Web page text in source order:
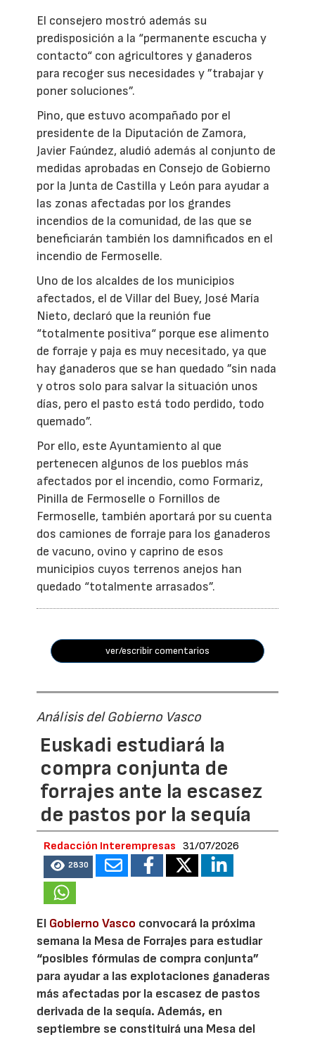
El consejero mostró además su
predisposición a la “permanente escucha y
contacto“ con agricultores y ganaderos
para recoger sus necesidades y ”trabajar y
poner soluciones”.
Pino, que estuvo acompañado por el
presidente de la Diputación de Zamora,
Javier Faúndez, aludió además al conjunto de
medidas aprobadas en Consejo de Gobierno
por la Junta de Castilla y León para ayudar a
las zonas afectadas por los grandes
incendios de la comunidad, de las que se
beneficiarán también los damnificados en el
incendio de Fermoselle.
Uno de los alcaldes de los municipios
afectados, el de Villar del Buey, José María
Nieto, declaró que la reunión fue
“totalmente positiva“ porque ese alimento
de forraje y paja es muy necesitado, ya que
hay ganaderos que se han quedado ”sin nada
y otros solo para salvar la situación unos
días, pero el pasto está todo perdido, todo
quemado”.
Por ello, este Ayuntamiento al que
pertenecen algunos de los pueblos más
afectados por el incendio, como Formariz,
Pinilla de Fermoselle o Fornillos de
Fermoselle, también aportará por su cuenta
dos camiones de forraje para los ganaderos
de vacuno, ovino y caprino de esos
municipios cuyos terrenos anejos han
quedado “totalmente arrasados”.
ver/escribir comentarios
Análisis del Gobierno Vasco
Euskadi estudiará la
compra conjunta de
forrajes ante la escasez
de pastos por la sequía
Redacción Interempresas 31/07/2026
2830
El Gobierno Vasco convocará la próxima
semana la Mesa de Forrajes para estudiar
“posibles fórmulas de compra conjunta”
para ayudar a las explotaciones ganaderas
más afectadas por la escasez de pastos
derivada de la sequía. Además, en
septiembre se constituirá una Mesa del